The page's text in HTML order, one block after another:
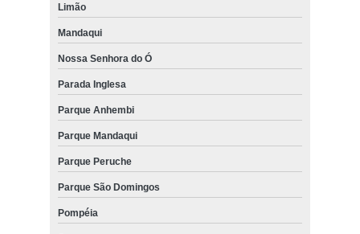
Limão
Mandaqui
Nossa Senhora do Ó
Parada Inglesa
Parque Anhembi
Parque Mandaqui
Parque Peruche
Parque São Domingos
Pompéia